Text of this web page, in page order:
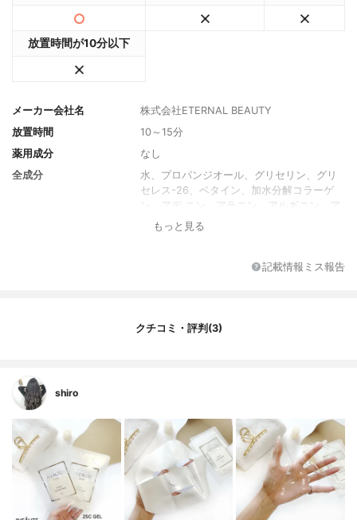
放置時間が10分以下
メーカー会社名
株式会社ETERNAL BEAUTY
放置時間
10～15分
薬用成分
なし
全成分
水、プロパンジオール、グリセリン、グリ
セレス-26、ベタイン、加水分解コラーゲ
ン、アデ ニン、アラニン、アルギニン、ア
スパラギン、アスパラギン酸、アデノシ
オン、グリシン、ヒスチジン、ヒスチジンH
ニルアラニン、プロリン、ピリドキシンHC
アンザンジュエキス、スベリヒユエキス、
ユ ビキノン、クロルフェネシン、メチルパ
ラベン、香料
内容量
25ml×5枚
香料使用
日本
もっと見る
記載情報ミス報告
クチコミ・評判(3)
shiro